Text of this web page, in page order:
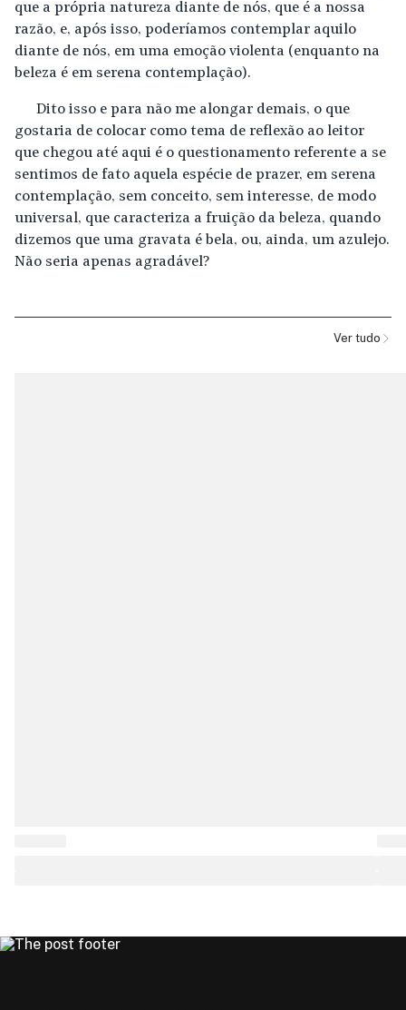
que a própria natureza diante de nós, que é a nossa
razão, e, após isso, poderíamos contemplar aquilo
diante de nós, em uma emoção violenta (enquanto na
beleza é em serena contemplação).
Dito isso e para não me alongar demais, o que
gostaria de colocar como tema de reflexão ao leitor
que chegou até aqui é o questionamento referente a se
sentimos de fato aquela espécie de prazer, em serena
contemplação, sem conceito, sem interesse, de modo
universal, que caracteriza a fruição da beleza, quando
dizemos que uma gravata é bela, ou, ainda, um azulejo.
Não seria apenas agradável?
Ver tudo